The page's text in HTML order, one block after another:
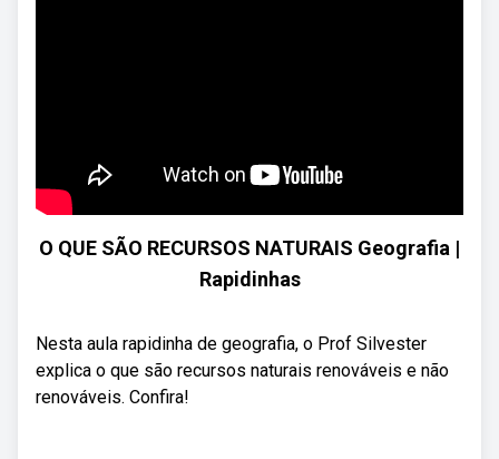
O QUE SÃO RECURSOS NATURAIS Geografia |
Rapidinhas
Nesta aula rapidinha de geografia, o Prof Silvester
explica o que são recursos naturais renováveis e não
renováveis. Confira!